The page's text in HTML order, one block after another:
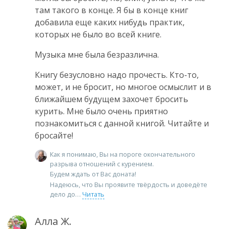
там такого в конце. Я бы в конце книг
добавила еще каких нибудь практик,
которых не было во всей книге.
Музыка мне была безразлична.
Книгу безусловно надо прочесть. Кто-то,
может, и не бросит, но многое осмыслит и в
ближайшем будущем захочет бросить
курить. Мне было очень приятно
познакомиться с данной книгой. Читайте и
бросайте!
Как я понимаю, Вы на пороге окончательного
разрыва отношений с курением.
Будем ждать от Вас доната!
Надеюсь, что Вы проявите твёрдость и доведёте
дело до
Читать
Алла Ж.